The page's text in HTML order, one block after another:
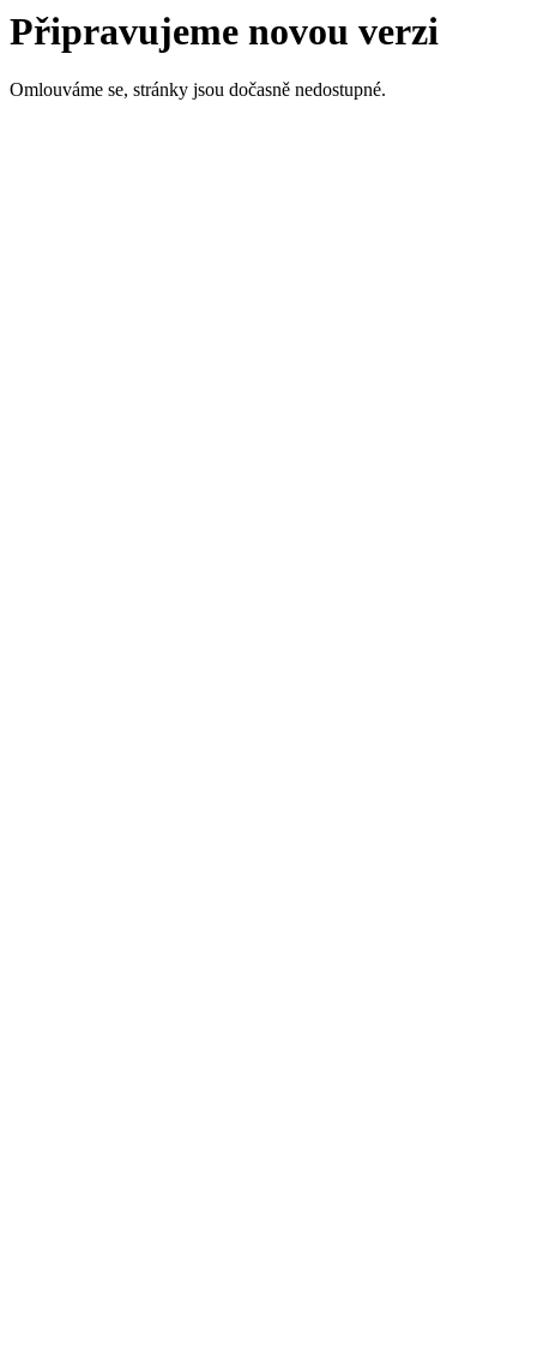
Připravujeme novou verzi
Omlouváme se, stránky jsou dočasně nedostupné.